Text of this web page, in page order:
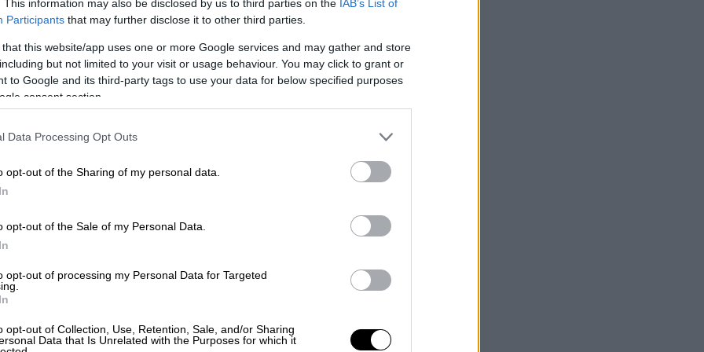
This information may also be disclosed by us to third parties on the IAB’s List of
Participants that may further disclose it to other third parties.
that this website/app uses one or more Google services and may gather and store
but not limited to your visit or usage behaviour. You may click to grant or
to Google and its third-party tags to use your data for below specified purposes
consent section.
Data Processing Opt Outs
opt-out of the Sharing of my personal data.
opt-out of the Sale of my Personal Data.
opt-out of processing my Personal Data for Targeted
opt-out of Collection, Use, Retention, Sale, and/or Sharing
Data that Is Unrelated with the Purposes for which it
έλεγχος που διενεργήθηκε χθες στην
Σπέτσες από κλιμάκιο της Εφορείας
κάποια παρανομία από
της «πισίνας» ταυτίζονται πλήρως
Αρχαιολογική Υπηρεσία το 1978
«άνθρακες ο θησαυρός».
συνεχίζεται» και ότι οι «πηγές» του
άνωθεν να συντηρούν στη
θέμα. Πολλώ δε μάλλον, που το
αυτοψίας, δεν ικανοποίησε τις